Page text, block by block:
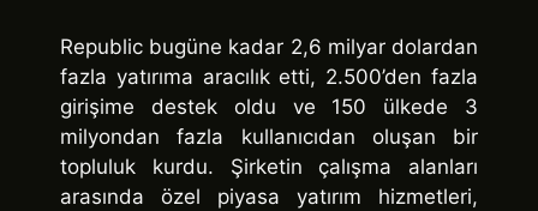
Republic bugüne kadar 2,6 milyar dolardan
fazla yatırıma aracılık etti, 2.500’den fazla
girişime destek oldu ve 150 ülkede 3
milyondan fazla kullanıcıdan oluşan bir
topluluk kurdu. Şirketin çalışma alanları
arasında özel piyasa yatırım hizmetleri,